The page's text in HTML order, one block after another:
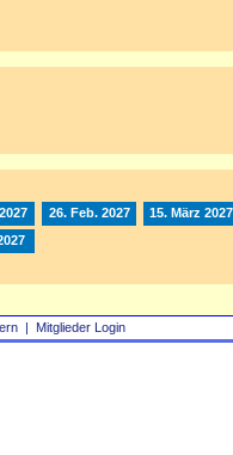
| Mitglieder Login
26. Feb. 2027 15. März 2027